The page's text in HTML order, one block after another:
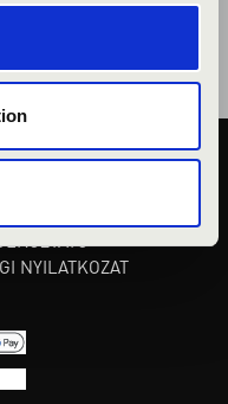
ADATOK
NYILATKOZAT